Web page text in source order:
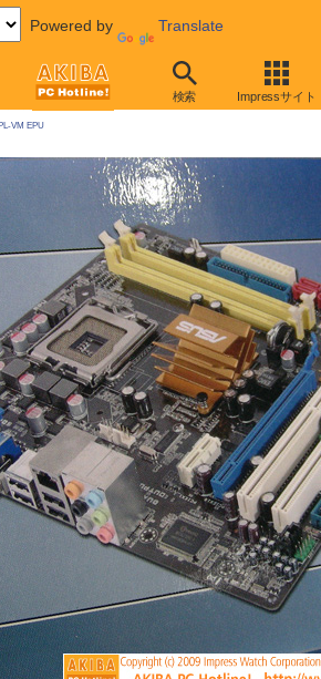
Powered by Translate
検索 Impressサイト
Hotline! 2009年5月23日号
VM EPU